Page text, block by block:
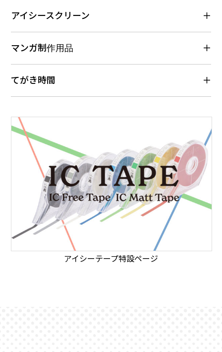
アイシースクリーン
マンガ制作用品
てがき時間
アイシーテープ特設ページ